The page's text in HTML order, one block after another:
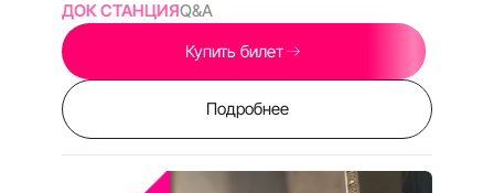
СБ, СЕНТЯБРЬ 5, 2026 18:00
ВСЕЛЕНСКИЙ РАЗУМ
КЦ «ОКТЯБРЬ» ЗАЛ №8 55 МИН
Никола-Ленивец, каким его ещё не видели:
премьера первого фильма большого цикла
ДОКЕР АРТ
Купить билет
Подробнее